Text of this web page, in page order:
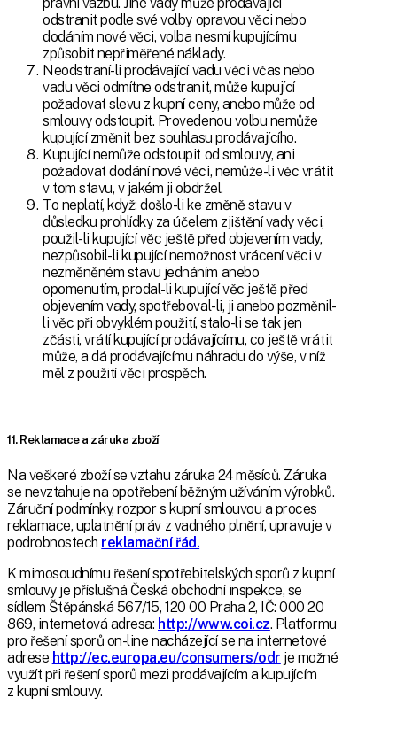
odstranit podle své volby opravou věci nebo
dodáním nové věci, volba nesmí kupujícímu
způsobit nepřiměřené náklady.
Neodstraní-li prodávající vadu věci včas nebo
vadu věci odmítne odstranit, může kupující
požadovat slevu z kupní ceny, anebo může od
smlouvy odstoupit. Provedenou volbu nemůže
kupující změnit bez souhlasu prodávajícího.
Kupující nemůže odstoupit od smlouvy, ani
požadovat dodání nové věci, nemůže-li věc vrátit
v tom stavu, v jakém ji obdržel.
To neplatí, když: došlo-li ke změně stavu v
důsledku prohlídky za účelem zjištění vady věci,
použil-li kupující věc ještě před objevením vady,
nezpůsobil-li kupující nemožnost vrácení věci v
nezměněném stavu jednáním anebo
opomenutím, prodal-li kupující věc ještě před
objevením vady, spotřeboval-li, ji anebo pozměnil-
li věc při obvyklém použití, stalo-li se tak jen
zčásti, vrátí kupující prodávajícímu, co ještě vrátit
může, a dá prodávajícímu náhradu do výše, v níž
měl z použití věci prospěch.
11. Reklamace a záruka zboží
Na veškeré zboží se vztahu záruka 24 měsíců. Záruka
se nevztahuje na opotřebení běžným užíváním výrobků.
Záruční podmínky, rozpor s kupní smlouvou a proces
reklamace, uplatnění práv z vadného plnění, upravuje v
podrobnostech reklamační řád.
K mimosoudnímu řešení spotřebitelských sporů z kupní
smlouvy je příslušná Česká obchodní inspekce, se
sídlem Štěpánská 567/15, 120 00 Praha 2, IČ: 000 20
869, internetová adresa: http://www.coi.cz. Platformu
pro řešení sporů on-line nacházející se na internetové
adrese http://ec.europa.eu/consumers/odr je možné
využít při řešení sporů mezi prodávajícím a kupujícím
z kupní smlouvy.